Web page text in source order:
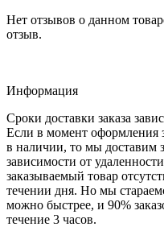
Нет отзывов о данном
отзыв.
Информация
Сроки доставки заказа
Если в момент оформления
в наличии, то мы доставим
зависимости от
заказываемый товар
течении дня. Но мы
можно быстрее, и 90%
течение 3 часов.